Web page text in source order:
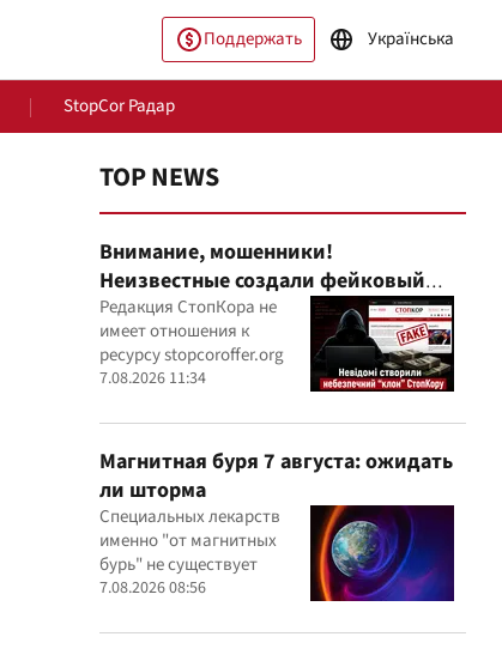
Поддержать Українська
StopCor Радар
Мир
TOP NEWS
Внимание, мошенники!
Неизвестные создали фейковый
сайт-"клон" СтопКора
Редакция СтопКора не
имеет отношения к
ресурсу stopcoroffer.org
7.08.2026 11:34
Магнитная буря 7 августа: ожидать
ли шторма
Специальных лекарств
именно "от магнитных
бурь" не существует
7.08.2026 08:56